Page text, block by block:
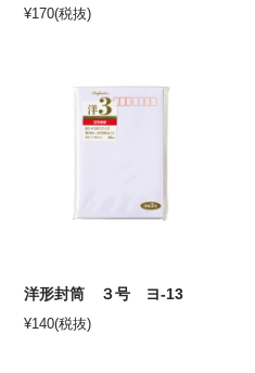
¥170(税抜)
洋形封筒 ３号 ヨ-13
¥140(税抜)